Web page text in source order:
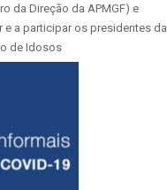
da Direção da APMGF) e
e a participar os presidentes da
de Idosos